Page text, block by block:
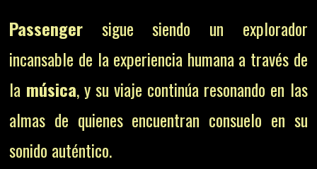
Passenger sigue siendo un explorador
incansable de la experiencia humana a través de
la música, y su viaje continúa resonando en las
almas de quienes encuentran consuelo en su
sonido auténtico.